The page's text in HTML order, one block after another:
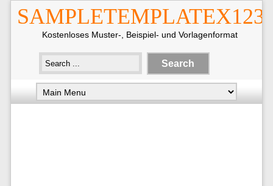
Kostenloses Muster-, Beispiel- und Vorlagenformat